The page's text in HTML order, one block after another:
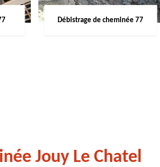
Débistrage de cheminée 77
Jouy Le Chatel